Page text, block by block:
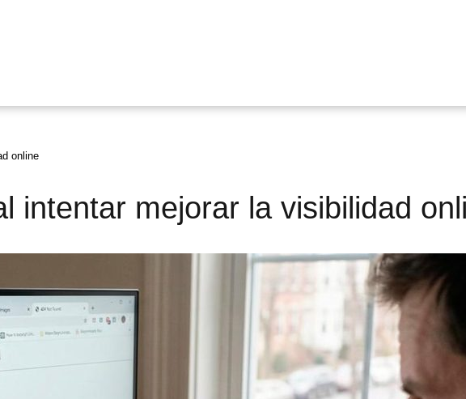
online
intentar mejorar la visibilidad